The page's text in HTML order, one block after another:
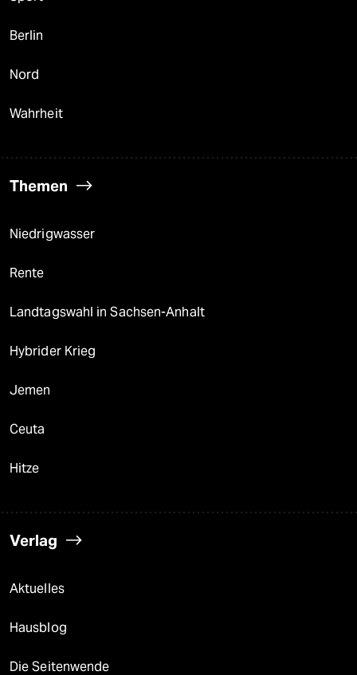
Berlin
Nord
Wahrheit
Themen
Niedrigwasser
Rente
Landtagswahl in Sachsen-Anhalt
Hybrider Krieg
Jemen
Ceuta
Hitze
Verlag
Aktuelles
Hausblog
Die Seitenwende